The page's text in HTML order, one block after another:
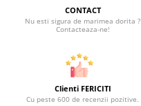
CONTACT
Nu esti sigura de marimea dorita ?
Contacteaza-ne!
Clienti FERICITI
Cu peste 600 de recenzii pozitive.